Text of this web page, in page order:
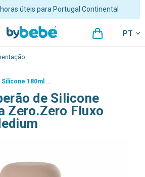
superiores a 48€ para Portugal
Continental
PT
Fluxo Adaptável Medium
de Silicone
Zero.Zero Fluxo